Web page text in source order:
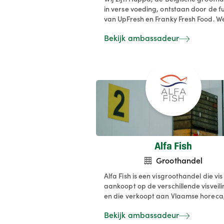
in verse voeding, ontstaan door de
van UpFresh en Franky Fresh Food.
zoals charcuterie, kaas en
distributienetwerk en automatiseren
logistiek via een modern
bakkenmagazijn.
Bekijk ambassadeur
Alfa Fish
Groothandel
Alfa Fish is een visgroothandel die vis
aankoopt op de verschillende
en die verkoopt aan Vlaamse
viswinkels en marktkramers),
Bekijk ambassadeur